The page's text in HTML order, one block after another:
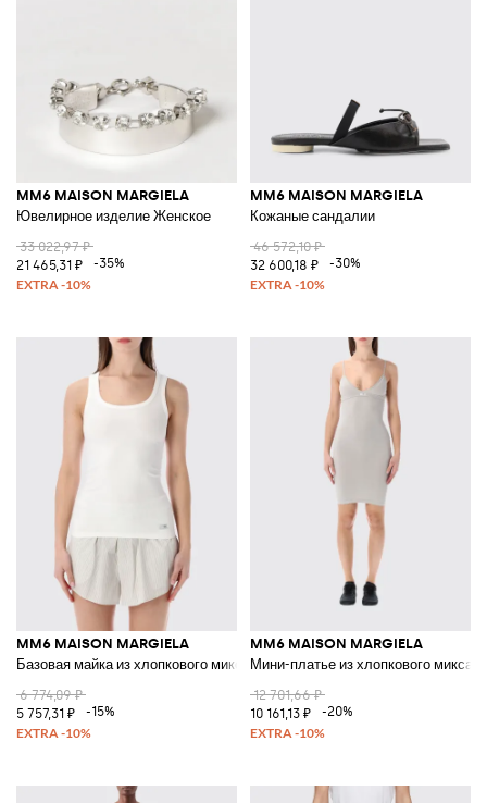
MM6 MAISON MARGIELA
Ювелирное изделие Женское
33 022,97 ₽
21 465,31 ₽
-35%
MM6 MAISON MARGIELA
Кожаные сандалии
46 572,10 ₽
32 600,18 ₽
-30%
MM6 MAISON MARGIELA
Базовая майка из хлопкового микса
6 774,09 ₽
5 757,31 ₽
-15%
MM6 MAISON MARGIELA
Мини-платье из хлопкового микса
12 701,66 ₽
10 161,13 ₽
-20%